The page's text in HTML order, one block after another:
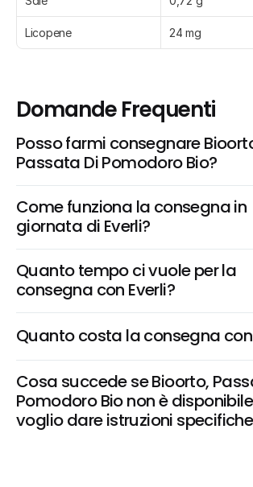
Licopene 24 mg
Domande Frequenti
Posso farmi consegnare
Passata Di Pomodoro Bio?
Come funziona la consegna in
giornata di Everli?
Quanto tempo ci vuole per la
consegna con Everli?
Quanto costa la consegna con
Cosa succede se Bioorto,
Pomodoro Bio non è
voglio dare istruzioni